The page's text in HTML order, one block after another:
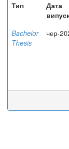
Тип
Дата
Bachelor
Thesis
чер-